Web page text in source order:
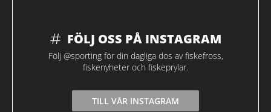
FÖLJ OSS PÅ INSTAGRAM
Följ @sporting för din dagliga dos av fiskefross,
fiskenyheter och fiskeprylar.
TILL VÅR INSTAGRAM